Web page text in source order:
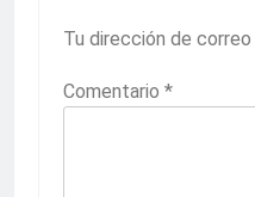
Tu dirección de
Comentario *